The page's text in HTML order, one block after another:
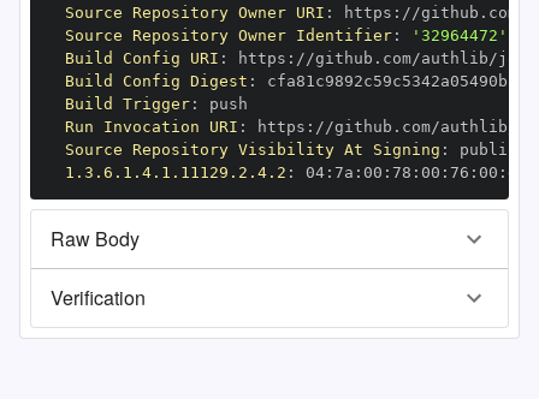
Source Repository Owner URI : https :
Source Repository Owner Identifier:
'32964472'
Build Config URI : https :
Build Config Digest :
Build Trigger:
Run Invocation URI : https :
Source Repository Visibility At Signing :
1.3.6.1.4.1.11129.2.4.2 : 04: 7a : 00 : 78 : 00 : 76 : 00 : dd
Raw Body
Verification